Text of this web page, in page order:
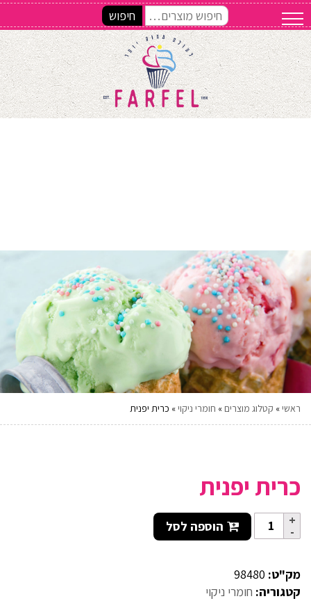
חיפוש
ראשי» קטלוג מוצרים » חומרי ניקוי» כרית יפנית
כרית יפנית
הוספה לסל
מק"ט: 98480
קטגוריה: חומרי ניקוי